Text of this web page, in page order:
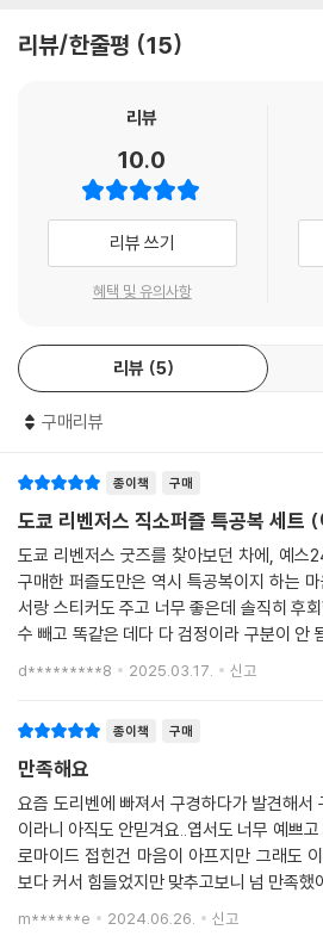
리뷰/한줄평 15
리뷰
10.0
리뷰 쓰기
혜택 및 유의사항
리뷰 5
구매리뷰
종이책 구매
도쿄 리벤저스 직소퍼즐 특공복 세트
도쿄 리벤저스 굿즈를 찾아보던 차에, 예스
구매한 퍼즐도만은 역시 특공복이지 하는
서랑 스티커도 주고 너무 좋은데 솔직히 후
수 빼고 똑같은 데다 다 검정이라 구분이 안
뿌듯하고 예쁘답니다 큰 맘 먹고 도전하시길
d*********8 2025.03.17. 신고
종이책 구매
만족해요
요즘 도리벤에 빠져서 구경하다가 발견해서
이라니 아직도 안믿겨요..엽서도 너무 예쁘
로마이드 접힌건 마음이 아프지만 그래도
보다 커서 힘들었지만 맞추고보니 넘 만족했
m******e 2024.06.26. 신고